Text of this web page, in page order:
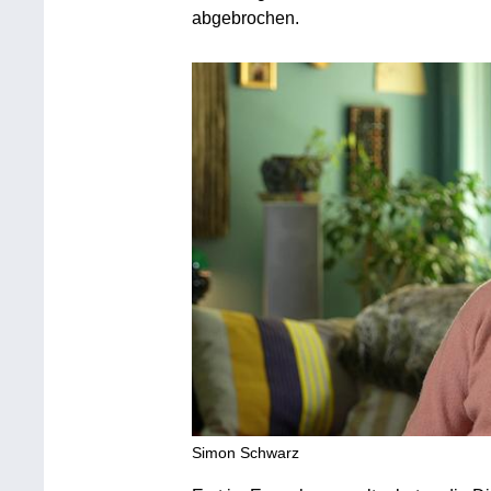
abgebrochen.
Simon Schwarz